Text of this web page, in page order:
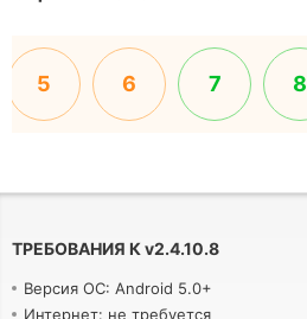
5 6 7 8
ТРЕБОВАНИЯ К v2.4.10.8
Версия ОС: Android 5.0+
Интернет: не требуется